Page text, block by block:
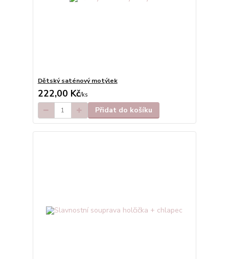
Dětský saténový motýlek
222,00 Kč/ks
Přidat do košíku